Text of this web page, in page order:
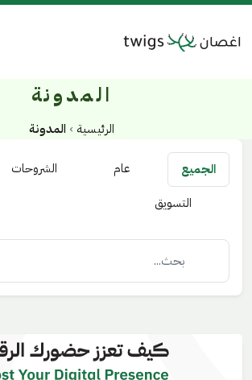
المدونة
الرئيسية › المدونة
الجميع عام
الشروحات
التسويق